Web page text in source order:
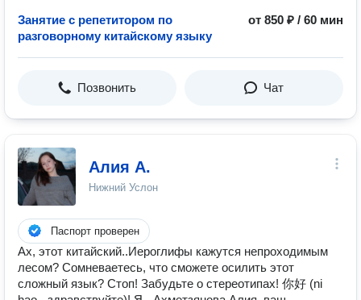
Занятие с репетитором по
разговорному китайскому языку
от 850 ₽ / 60 мин
Позвонить Чат
Алия А.
Нижний Услон
Паспорт проверен
Ах, этот китайский..Иероглифы кажутся непроходимым
лесом? Сомневаетесь, что сможете осилить этот
сложный язык? Стоп! Забудьте о стереотипах! 你好 (ni